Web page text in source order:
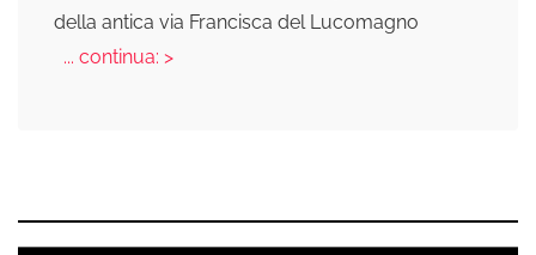
della antica via Francisca del Lucomagno
... continua: >